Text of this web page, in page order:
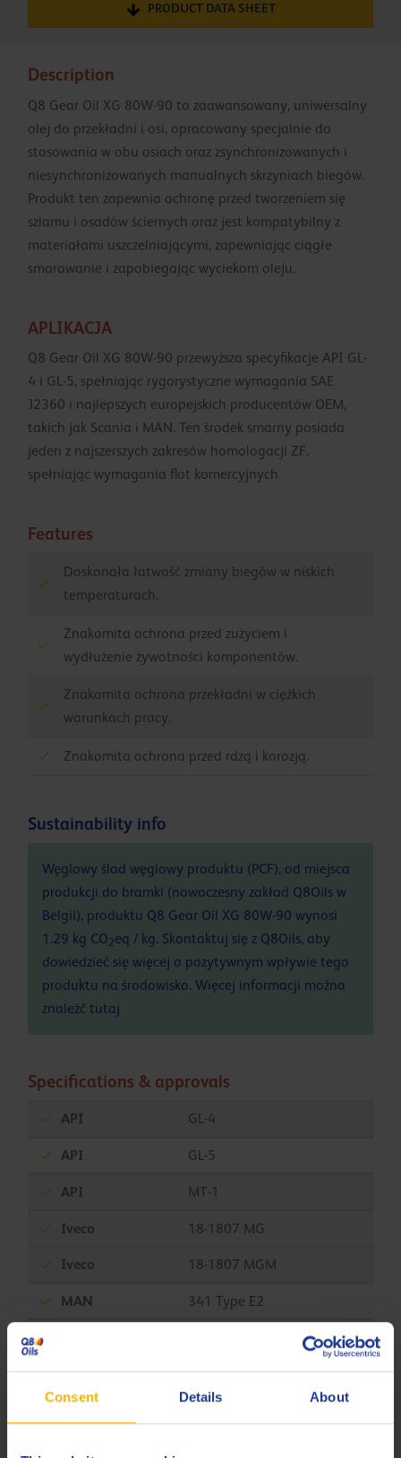
Consent Details About
PRODUCT DATA SHEET
Description
Q8 Gear Oil XG 80W-90 to zaawansowany, uniwersalny
olej do przekładni i osi, opracowany specjalnie do
stosowania w obu osiach oraz zsynchronizowanych i
niesynchronizowanych manualnych skrzyniach biegów.
Produkt ten zapewnia ochronę przed tworzeniem się
szlamu i osadów ściernych oraz jest kompatybilny z
materiałami uszczelniającymi, zapewniając ciągłe
smarowanie i zapobiegając wyciekom oleju.
APLIKACJA
Q8 Gear Oil XG 80W-90 przewyższa specyfikacje API GL-
4 i GL-5, spełniając rygorystyczne wymagania SAE
J2360 i najlepszych europejskich producentów OEM,
takich jak Scania i MAN. Ten środek smarny posiada
jeden z najszerszych zakresów homologacji ZF,
spełniając wymagania flot komercyjnych.
Features
Doskonała łatwość zmiany biegów w niskich
temperaturach.
Znakomita ochrona przed zużyciem i
wydłużenie żywotności komponentów.
Znakomita ochrona przekładni w ciężkich
warunkach pracy.
Znakomita ochrona przed rdzą i korozją.
Sustainability info
Węglowy ślad węglowy produktu (PCF), od miejsca
produkcji do bramki (nowoczesny zakład Q8Oils w
Belgii), produktu Q8 Gear Oil XG 80W-90 wynosi
1.29 kg CO2eq / kg. Skontaktuj się z Q8Oils, aby
dowiedzieć się więcej o pozytywnym wpływie tego
produktu na środowisko. Więcej informacji można
znaleźć tutaj
Specifications & approvals
API GL-4
API GL-5
API MT-1
Iveco 18-1807 MG
Iveco 18-1807 MGM
MAN 341 Type E2
MAN 342 Type M2